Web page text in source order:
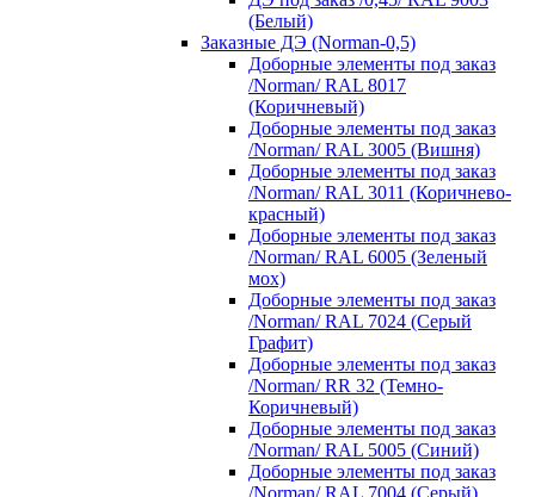
(Белый)
Заказные ДЭ (Norman-0,5)
Доборные элементы под заказ
/Norman/ RAL 8017
(Коричневый)
Доборные элементы под заказ
/Norman/ RAL 3005 (Вишня)
Доборные элементы под заказ
/Norman/ RAL 3011 (Коричнево-
красный)
Доборные элементы под заказ
/Norman/ RAL 6005 (Зеленый
мох)
Доборные элементы под заказ
/Norman/ RAL 7024 (Серый
Графит)
Доборные элементы под заказ
/Norman/ RR 32 (Темно-
Коричневый)
Доборные элементы под заказ
/Norman/ RAL 5005 (Синий)
Доборные элементы под заказ
/Norman/ RAL 7004 (Серый)